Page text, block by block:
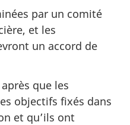
par un comité
et les
un accord de
que les
objectifs fixés dans
et qu’ils ont